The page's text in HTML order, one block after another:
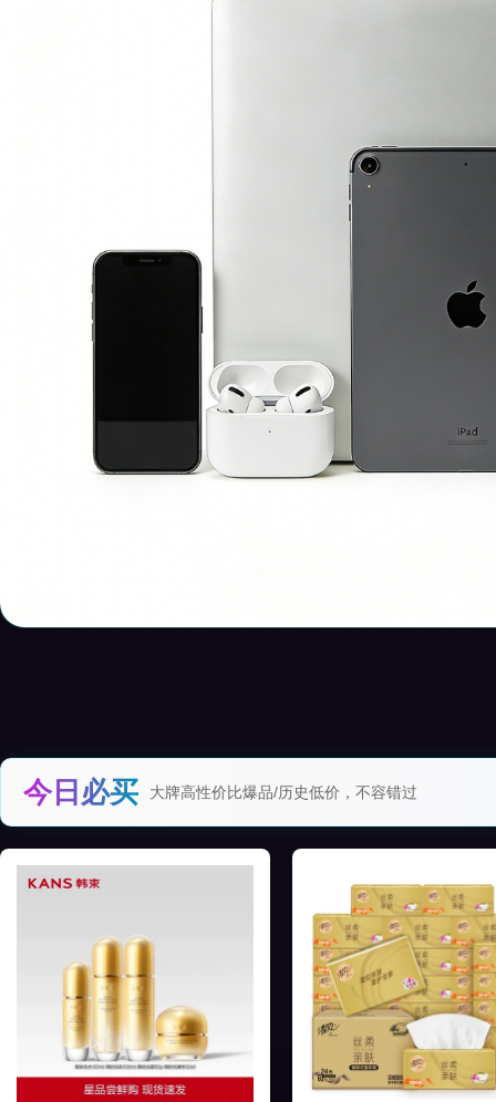
今日必买 大牌高性价比爆品/历史低价，不容错过